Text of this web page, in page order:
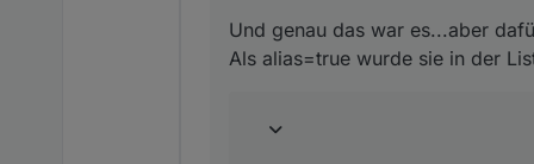
Und genau das war es...aber
Als alias=true wurde sie in der